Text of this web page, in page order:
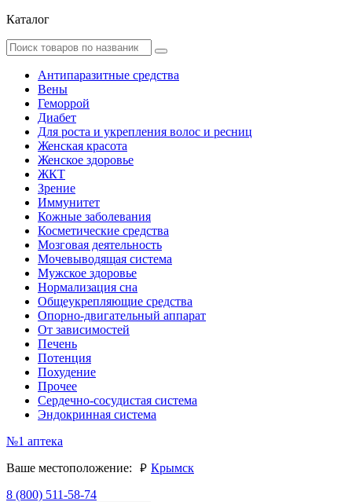
Каталог
Антипаразитные средства
Вены
Геморрой
Диабет
Для роста и укрепления волос и ресниц
Женская красота
Женское здоровье
ЖКТ
Зрение
Иммунитет
Кожные заболевания
Косметические средства
Мозговая деятельность
Мочевыводящая система
Мужское здоровье
Нормализация сна
Общеукрепляющие средства
Опорно-двигательный аппарат
От зависимостей
Печень
Потенция
Похудение
Прочее
Сердечно-сосудистая система
Эндокринная система
№1 аптека
Ваше местоположение:
руб. Крымск
8 (800) 511-58-74